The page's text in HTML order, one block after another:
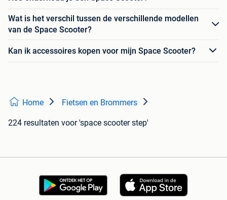
Wat is het verschil tussen de verschillende modellen
van de Space Scooter?
Kan ik accessoires kopen voor mijn Space Scooter?
Home Fietsen en Brommers
224 resultaten voor 'space scooter step'